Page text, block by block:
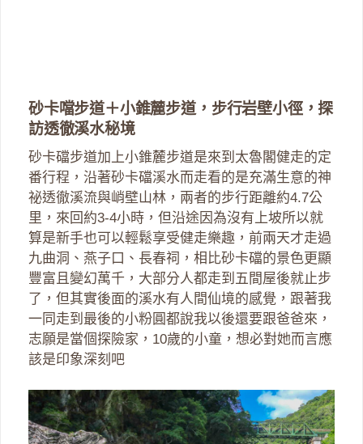
砂卡噹步道＋小錐麓步道，步行岩壁小徑，探
訪透徹溪水秘境
砂卡礑步道加上小錐麓步道是來到太魯閣健走的定
番行程，沿著砂卡礑溪水而走看的是充滿生意的神
祕透徹溪流與峭壁山林，兩者的步行距離約4.7公
里，來回約3-4小時，但沿途因為沒有上坡所以就
算是新手也可以輕鬆享受健走樂趣，前兩天才走過
九曲洞、燕子口、長春祠，相比砂卡礑的景色更顯
豐富且變幻萬千，大部分人都走到五間屋後就止步
了，但其實後面的溪水有人間仙境的感覺，跟著我
一同走到最後的小粉圓都說我以後還要跟爸爸來，
志願是當個探險家，10歲的小童，想必對她而言應
該是印象深刻吧